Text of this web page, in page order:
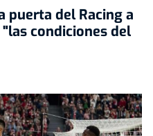
puerta del Racing a
condiciones del